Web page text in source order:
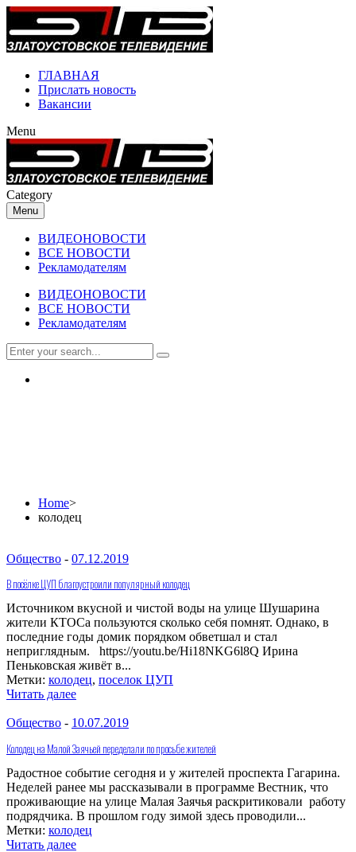
ГЛАВНАЯ
Прислать новость
Вакансии
Menu
Category
Menu
ВИДЕОНОВОСТИ
ВСЕ НОВОСТИ
Рекламодателям
ВИДЕОНОВОСТИ
ВСЕ НОВОСТИ
Рекламодателям
Home>
колодец
Общество - 07.12.2019
В посёлке ЦУП благоустроили популярный колодец
Источником вкусной и чистой воды на улице Шушарина
жители КТОСа пользуются сколько себя помнят. Однако, в
последние годы домик порядком обветшал и стал
неприглядным. https://youtu.be/Hi18NKG6l8Q Ирина
Пеньковская живёт в...
Метки: колодец, поселок ЦУП
Читать далее
Общество - 10.07.2019
Колодец на Малой Заячьей переделали по просьбе жителей
Радостное событие сегодня и у жителей проспекта Гагарина.
Неделей ранее мы рассказывали в программе Вестник, что
проживающие на улице Малая Заячья раскритиковали работу
подрядчика. В прошлом году зимой здесь проводили...
Метки: колодец
Читать далее